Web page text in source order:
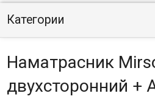
Категории
Наматрасник
двухсторонний +